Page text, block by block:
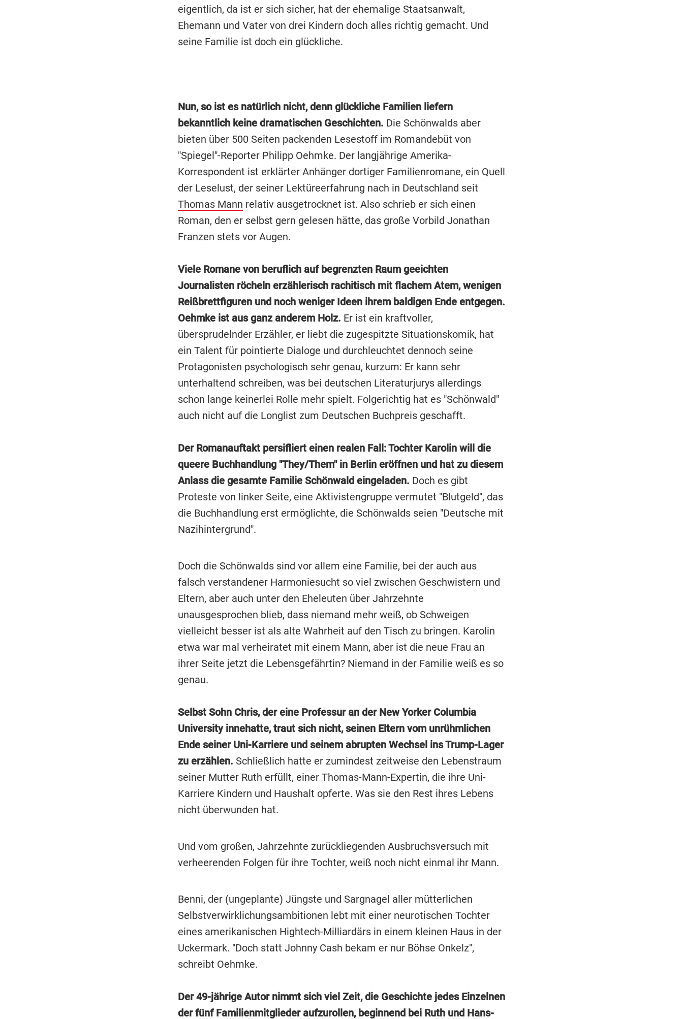
eigentlich, da ist er sich sicher, hat der ehemalige Staatsanwalt,
Ehemann und Vater von drei Kindern doch alles richtig gemacht. Und
seine Familie ist doch ein glückliche.
Nun, so ist es natürlich nicht, denn glückliche Familien liefern
bekanntlich keine dramatischen Geschichten. Die Schönwalds aber
bieten über 500 Seiten packenden Lesestoff im Romandebüt von
"Spiegel"-Reporter Philipp Oehmke. Der langjährige Amerika-
Korrespondent ist erklärter Anhänger dortiger Familienromane, ein Quell
der Leselust, der seiner Lektüreerfahrung nach in Deutschland seit
Thomas Mann relativ ausgetrocknet ist. Also schrieb er sich einen
Roman, den er selbst gern gelesen hätte, das große Vorbild Jonathan
Franzen stets vor Augen.
Viele Romane von beruflich auf begrenzten Raum geeichten
Journalisten röcheln erzählerisch rachitisch mit flachem Atem, wenigen
Reißbrettfiguren und noch weniger Ideen ihrem baldigen Ende entgegen.
Oehmke ist aus ganz anderem Holz. Er ist ein kraftvoller,
übersprudelnder Erzähler, er liebt die zugespitzte Situationskomik, hat
ein Talent für pointierte Dialoge und durchleuchtet dennoch seine
Protagonisten psychologisch sehr genau, kurzum: Er kann sehr
unterhaltend schreiben, was bei deutschen Literaturjurys allerdings
schon lange keinerlei Rolle mehr spielt. Folgerichtig hat es "Schönwald"
auch nicht auf die Longlist zum Deutschen Buchpreis geschafft.
Der Romanauftakt persifliert einen realen Fall: Tochter Karolin will die
queere Buchhandlung "They/Them" in Berlin eröffnen und hat zu diesem
Anlass die gesamte Familie Schönwald eingeladen. Doch es gibt
Proteste von linker Seite, eine Aktivistengruppe vermutet "Blutgeld", das
die Buchhandlung erst ermöglichte, die Schönwalds seien "Deutsche mit
Nazihintergrund".
Doch die Schönwalds sind vor allem eine Familie, bei der auch aus
falsch verstandener Harmoniesucht so viel zwischen Geschwistern und
Eltern, aber auch unter den Eheleuten über Jahrzehnte
unausgesprochen blieb, dass niemand mehr weiß, ob Schweigen
vielleicht besser ist als alte Wahrheit auf den Tisch zu bringen. Karolin
etwa war mal verheiratet mit einem Mann, aber ist die neue Frau an
ihrer Seite jetzt die Lebensgefährtin? Niemand in der Familie weiß es so
genau.
Selbst Sohn Chris, der eine Professur an der New Yorker Columbia
University innehatte, traut sich nicht, seinen Eltern vom unrühmlichen
Ende seiner Uni-Karriere und seinem abrupten Wechsel ins Trump-Lager
zu erzählen. Schließlich hatte er zumindest zeitweise den Lebenstraum
seiner Mutter Ruth erfüllt, einer Thomas-Mann-Expertin, die ihre Uni-
Karriere Kindern und Haushalt opferte. Was sie den Rest ihres Lebens
nicht überwunden hat.
Und vom großen, Jahrzehnte zurückliegenden Ausbruchsversuch mit
verheerenden Folgen für ihre Tochter, weiß noch nicht einmal ihr Mann.
Benni, der (ungeplante) Jüngste und Sargnagel aller mütterlichen
Selbstverwirklichungsambitionen lebt mit einer neurotischen Tochter
eines amerikanischen Hightech-Milliardärs in einem kleinen Haus in der
Uckermark. "Doch statt Johnny Cash bekam er nur Böhse Onkelz",
schreibt Oehmke.
Der 49-jährige Autor nimmt sich viel Zeit, die Geschichte jedes Einzelnen
der fünf Familienmitglieder aufzurollen, beginnend bei Ruth und Hans-